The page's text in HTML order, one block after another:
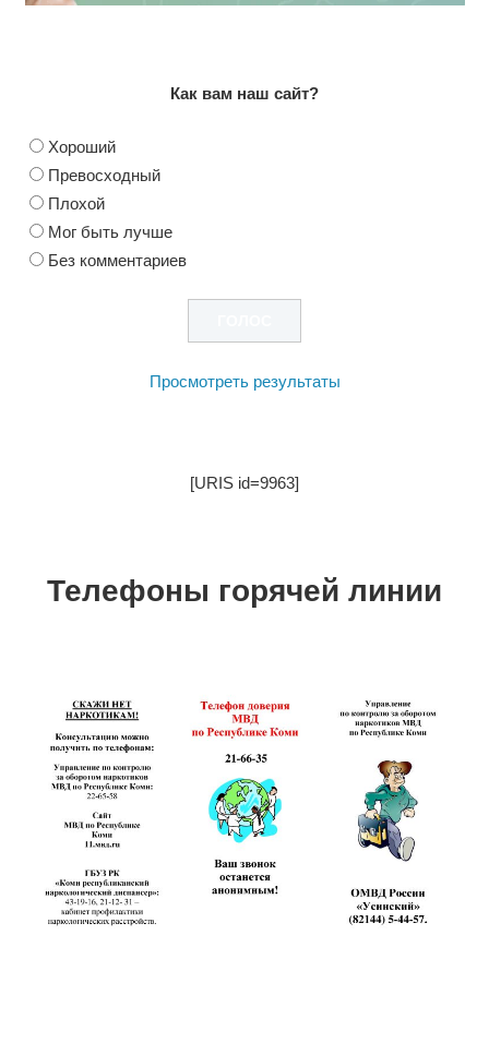
Как вам наш сайт?
Хороший
Превосходный
Плохой
Мог быть лучше
Без комментариев
Просмотреть результаты
[URIS id=9963]
Телефоны горячей линии